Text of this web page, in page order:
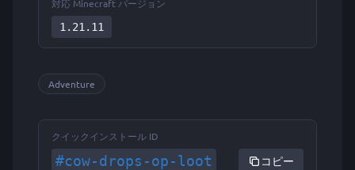
対応 Minecraft バージョン
1.21.11
Adventure
クイックインストール ID
#cow-drops-op-loot コピー